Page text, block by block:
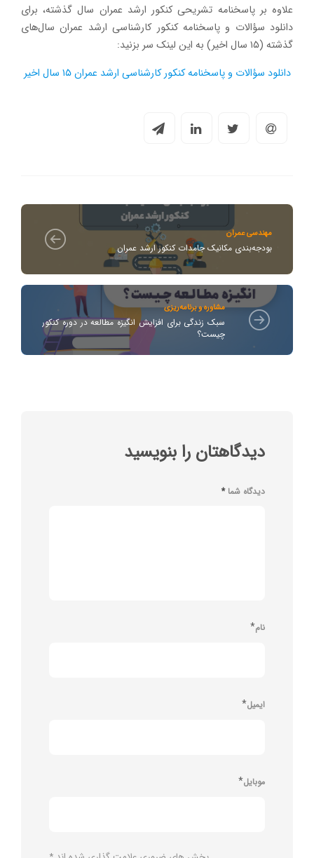
علاوه بر پاسخنامه تشریحی کنکور ارشد عمران سال گذشته، برای
دانلود سؤالات و پاسخنامه کنکور کارشناسی ارشد عمران سال‌های
گذشته (۱۵ سال اخیر) به این لینک سر بزنید:
دانلود سؤالات و پاسخنامه کنکور کارشناسی ارشد عمران ۱۵ سال اخیر
مهندسی عمران
بودجه‌بندی مکانیک جامدات کنکور ارشد عمران
مشاوره و برنامه‌ریزی
سبک زندگی برای افزایش انگیزه مطالعه در دوره کنکور
چیست؟
دیدگاهتان را بنویسید
دیدگاه شما*
نام*
ایمیل*
موبایل*